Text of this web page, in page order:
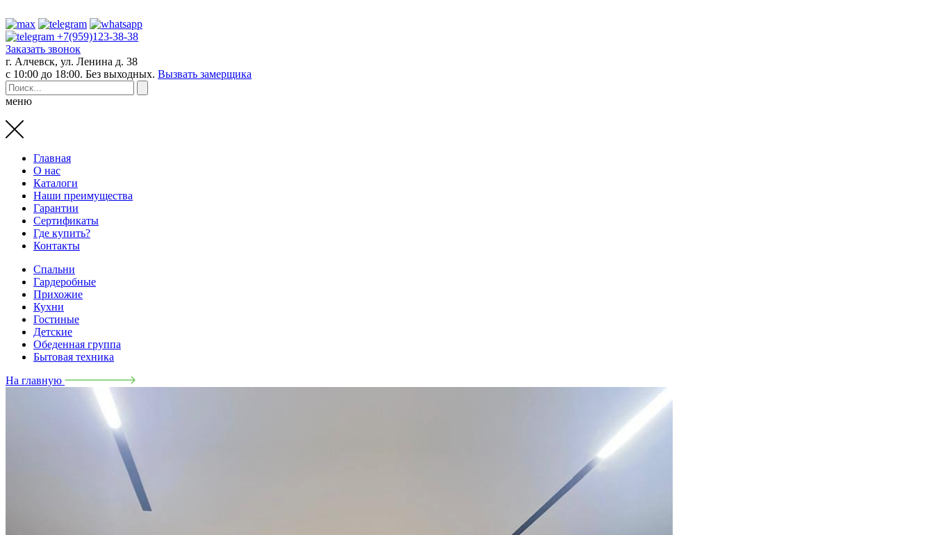
+7(959)123-38-38
Заказать звонок
г. Алчевск, ул. Ленина д. 38
с 10:00 до 18:00. Без выходных. Вызвать замерщика
меню
Главная
О нас
Каталоги
Наши преимущества
Гарантии
Сертификаты
Где купить?
Контакты
Спальни
Гардеробные
Прихожие
Кухни
Гостиные
Детские
Обеденная группа
Бытовая техника
На главную